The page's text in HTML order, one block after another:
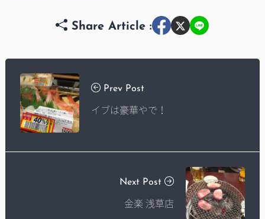
Share Article :
Prev Post
イブは豪華やで！
Next Post
金楽 浅草店